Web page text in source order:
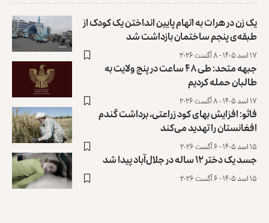
یک زن در هرات به اتهام پایین انداختن یک کودک از
طبقه‌ی پنجم ساختمان بازداشت شد
۱۷ اسد ۱۴۰۵ - ۸ آگست ۲۰۲۶
جبهه متحد: طی ۴۸ ساعت در پنج ولایت به
طالبان حمله کردیم
۱۷ اسد ۱۴۰۵ - ۸ آگست ۲۰۲۶
فائو: افزایش بهای کود زراعتی، برداشت گندم
افغانستان را تهدید می‌کند
۱۵ اسد ۱۴۰۵ - ۶ آگست ۲۰۲۶
جسد یک دختر ۱۲ ساله در جلال‌آباد پیدا شد
۱۵ اسد ۱۴۰۵ - ۶ آگست ۲۰۲۶